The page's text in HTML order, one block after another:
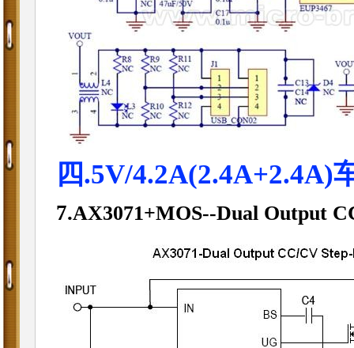
四.5V/4.2A(2.4A+2.4A)
7.AX3071+MOS--Dual Output